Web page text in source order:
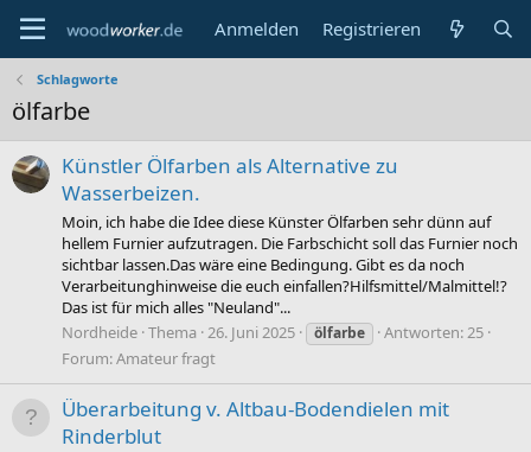
Anmelden Registrieren
Schlagworte
ölfarbe
Künstler Ölfarben als Alternative zu
Wasserbeizen.
Moin, ich habe die Idee diese Künster Ölfarben sehr dünn auf
hellem Furnier aufzutragen. Die Farbschicht soll das Furnier noch
sichtbar lassen.Das wäre eine Bedingung. Gibt es da noch
Verarbeitunghinweise die euch einfallen?Hilfsmittel/Malmittel!?
Das ist für mich alles "Neuland"...
Nordheide Thema 26. Juni 2025 ölfarbe
Antworten: 25
Forum:Amateur fragt
Überarbeitung v. Altbau-Bodendielen mit
Rinderblut